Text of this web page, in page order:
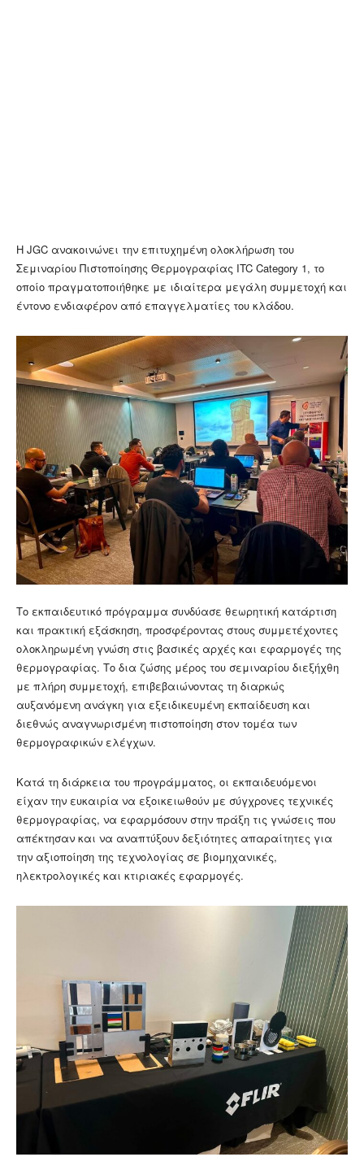
Η JGC ανακοινώνει την επιτυχημένη ολοκλήρωση του
Σεμιναρίου Πιστοποίησης Θερμογραφίας ITC Category 1, το
οποίο πραγματοποιήθηκε με ιδιαίτερα μεγάλη συμμετοχή και
έντονο ενδιαφέρον από επαγγελματίες του κλάδου.
Το εκπαιδευτικό πρόγραμμα συνδύασε θεωρητική κατάρτιση
και πρακτική εξάσκηση, προσφέροντας στους συμμετέχοντες
ολοκληρωμένη γνώση στις βασικές αρχές και εφαρμογές της
θερμογραφίας. Το δια ζώσης μέρος του σεμιναρίου διεξήχθη
με πλήρη συμμετοχή, επιβεβαιώνοντας τη διαρκώς
αυξανόμενη ανάγκη για εξειδικευμένη εκπαίδευση και
διεθνώς αναγνωρισμένη πιστοποίηση στον τομέα των
θερμογραφικών ελέγχων.
Κατά τη διάρκεια του προγράμματος, οι εκπαιδευόμενοι
είχαν την ευκαιρία να εξοικειωθούν με σύγχρονες τεχνικές
θερμογραφίας, να εφαρμόσουν στην πράξη τις γνώσεις που
απέκτησαν και να αναπτύξουν δεξιότητες απαραίτητες για
την αξιοποίηση της τεχνολογίας σε βιομηχανικές,
ηλεκτρολογικές και κτιριακές εφαρμογές.